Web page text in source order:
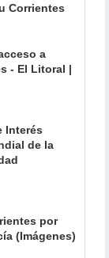
Corrientes
a
- El Litoral |
Interés
de la
por
(Imágenes)